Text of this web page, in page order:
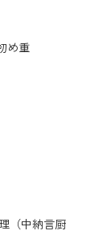
め重
（中納言厨